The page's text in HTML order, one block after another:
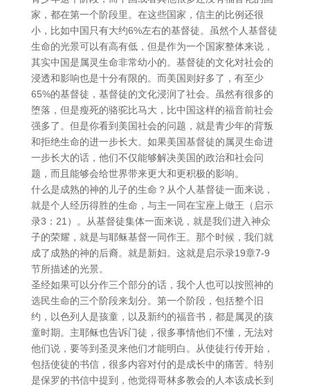
家，都在第一个阶段里。在这些国家，信主的比例还很
小，比如中国只有大约6%左右的基督徒。虽然个人基督徒
生命的光景可以有高有低，但是作为一个国家整体来说，
其实中国是属灵生命非常幼小的。基督徒的文化对社会的
浸透和影响也是十分有限的。而美国则好多了，有至少
65%的基督徒，基督徒的文化浸润了社会。虽然有很多的
堕落，但是瘦死的骆驼比马大，比中国这样的福音前社会
强多了。但是你看到美国社会的问题，就是青少年的背叛
和拒绝生命的进一步长大。如果美国基督徒的属灵生命进
一步长大的话，他们不仅能够解决美国的政治和社会问
题，而且能够会给世界带来更大和更积极的影响。
什么是成熟的神的儿子的生命？从个人基督徒一面来说，
就是个人经历得胜的生命，与主一同在宝座上做王（启示
录3：21）。从基督徒集体一面来说，就是我们进入神众
子的荣耀，就是与耶稣基督一同作王。那个时候，我们就
成了成熟的神的后裔。就是新妇。这就是启示录19章7-9
节所描述的光景。
圣经如果可以分作三个部分的话，我个人也可以按照神的
选民生命的三个阶段来划分。第一个阶段，包括整个旧
约，以色列人是孩童，以及新约的福音书，都是属灵的孩
童时期。主耶稣也告诉门徒，很多事情他们不懂，无法对
他们说，要等到圣灵来他们才能明白。从使徒行传开始，
包括使徒的书信，很多内容对付的是成长中的痛苦。特别
是保罗的书信中提到，他觉得哥林多教会的人本该成长到